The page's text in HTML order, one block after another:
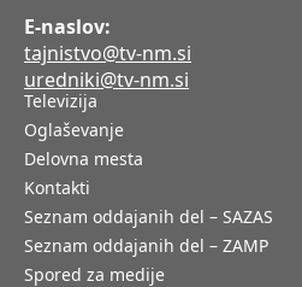
E-naslov:
tajnistvo@tv-nm.si
uredniki@tv-nm.si
Televizija
Oglaševanje
Delovna mesta
Kontakti
Seznam oddajanih del – SAZAS
Seznam oddajanih del – ZAMP
Spored za medije